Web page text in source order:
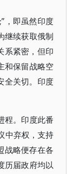
，即虽然印度
继续获取俄制
系紧密，但印
和保留战略空
全关切。印度
程。印度此番
中弃权，支持
战略便存在各
历届政府均以